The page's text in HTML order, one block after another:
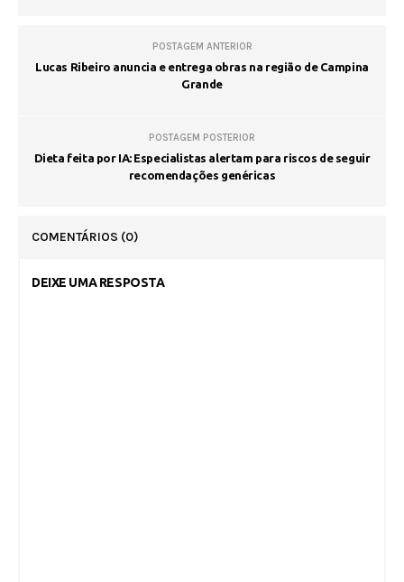
POSTAGEM ANTERIOR
Lucas Ribeiro anuncia e entrega obras na região de Campina
Grande
POSTAGEM POSTERIOR
Dieta feita por IA: Especialistas alertam para riscos de seguir
recomendações genéricas
COMENTÁRIOS (0)
DEIXE UMA RESPOSTA